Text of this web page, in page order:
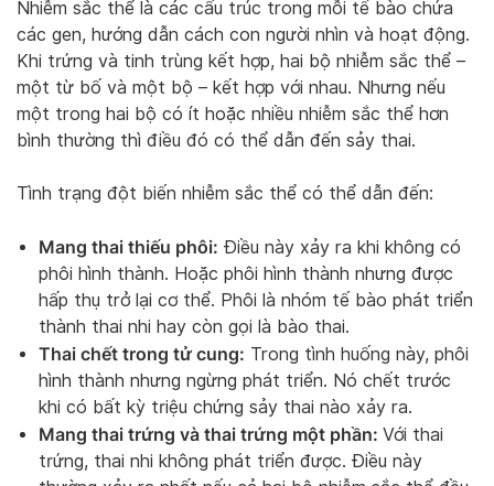
Nhiễm sắc thể là các cấu trúc trong mỗi tế bào chứa
các gen, hướng dẫn cách con người nhìn và hoạt động.
Khi trứng và tinh trùng kết hợp, hai bộ nhiễm sắc thể –
một từ bố và một bộ – kết hợp với nhau. Nhưng nếu
một trong hai bộ có ít hoặc nhiều nhiễm sắc thể hơn
bình thường thì điều đó có thể dẫn đến sảy thai.
Tình trạng đột biến nhiễm sắc thể có thể dẫn đến:
Mang thai thiếu phôi: Điều này xảy ra khi không có
phôi hình thành. Hoặc phôi hình thành nhưng được
hấp thụ trở lại cơ thể. Phôi là nhóm tế bào phát triển
thành thai nhi hay còn gọi là bào thai.
Thai chết trong tử cung: Trong tình huống này, phôi
hình thành nhưng ngừng phát triển. Nó chết trước
khi có bất kỳ triệu chứng sảy thai nào xảy ra.
Mang thai trứng và thai trứng một phần: Với thai
trứng, thai nhi không phát triển được. Điều này